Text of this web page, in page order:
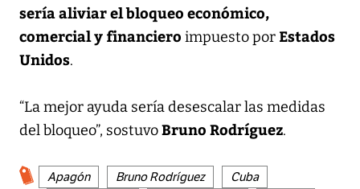
sería aliviar el bloqueo económico,
comercial y financiero impuesto por Estados
Unidos.
“La mejor ayuda sería desescalar las medidas
del bloqueo”, sostuvoBruno Rodríguez.
Apagón Bruno Rodríguez
Cuba